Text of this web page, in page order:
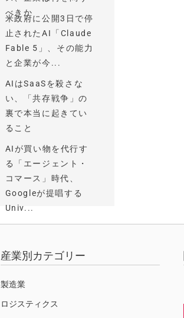
べきか
米政府に公開3日で停
止されたAI「Claude
Fable 5」、その能力
と企業が今...
AIはSaaSを殺さな
い、「共存戦争」の
裏で本当に起きてい
ること
AIが買い物を代行す
る「エージェント・
コマース」時代、
Googleが提唱する
Univ...
産業別カテゴリー
製造業
ロジスティクス